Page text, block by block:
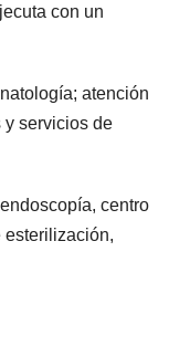
con un
atención
y servicios de
centro
esterilización,